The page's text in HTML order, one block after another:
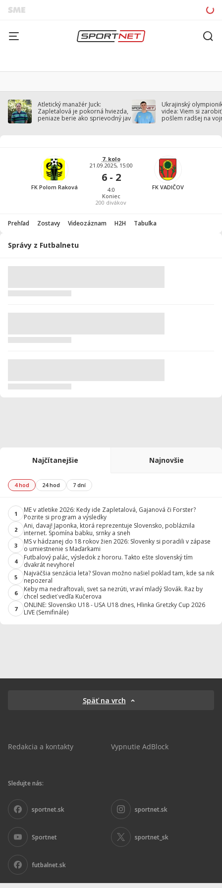
Atletický manažér Juck:
Zapletalová je pokorná hviezda,
peniaze berie ako sprievodný jav
Ukrajinský
videa: Viem si
pošlem radšej na
FK Polom Raková
7. kolo
21.09.2025, 15:00
6 - 2
4:0
Koniec
200 divákov
FK VADIČOV
Prehľad Zostavy Videozáznam H2H Tabuľka
Správy z Futbalnetu
Najčítanejšie Najnovšie
4 hod 24 hod 7 dní
1
ME v atletike 2026: Kedy ide Zapletalová, Gajanová či Forster?
Pozrite si program a výsledky
2
Ani, davaj! Japonka, ktorá reprezentuje Slovensko, pobláznila
internet. Spomína babku, srnky a sneh
3
MS v hádzanej do 18 rokov žien 2026: Slovenky si poradili v zápase
o umiestnenie s Maďarkami
4
Futbalový palác, výsledok z hororu. Takto ešte slovenský tím
dvakrát nevyhorel
5
Najväčšia senzácia leta? Slovan možno našiel poklad tam, kde sa nik
nepozeral
6
Keby ma nedraftovali, svet sa nezrúti, vraví mladý Slovák. Raz by
chcel sedieť vedľa Kučerova
7
ONLINE: Slovensko U18 - USA U18 dnes, Hlinka Gretzky Cup 2026
LIVE (Semifinále)
Späť na vrch
Redakcia a kontakty Vypnutie AdBlock
Sledujte nás:
sportnet.sk sportnet.sk
Sportnet sportnet_sk
futbalnet.sk